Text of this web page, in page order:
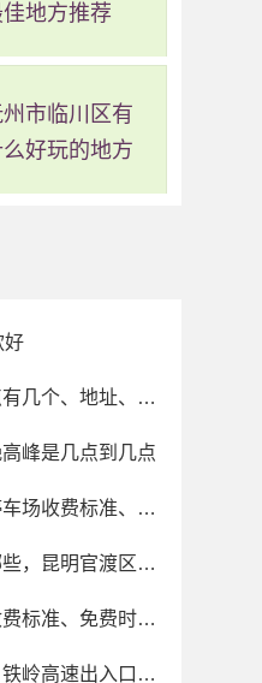
地方推荐
市临川区有
好玩的地方
好
宜昌秭归县驾照考试地点有几个、地址、电话、工作时间
峰是几点到几点
锦明花园停车场（新）停车场收费标准、免费时长、日租月租信息
昆明官渡区名胜古迹有哪些，昆明官渡区十大景点名胜古迹推荐
凤岗新世纪广场停车场收费标准、免费时长、日租月租信息
铁岭高速收费站有哪些，铁岭高速出入口一览表